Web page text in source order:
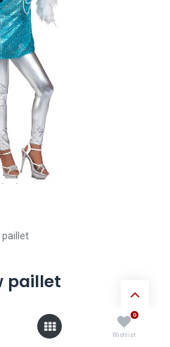
0
Wishlist
paillet
paillet
huur verkleedkledij